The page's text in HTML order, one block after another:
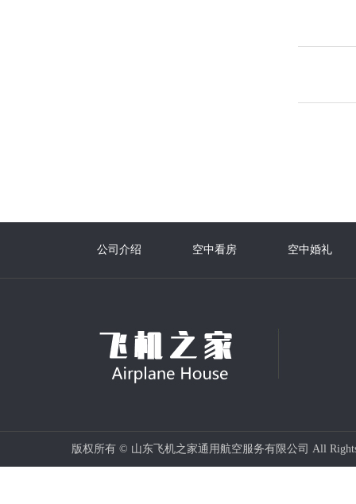
公司介绍 空中看房 空中婚礼
版权所有 © 山东飞机之家通用航空服务有限公司 All